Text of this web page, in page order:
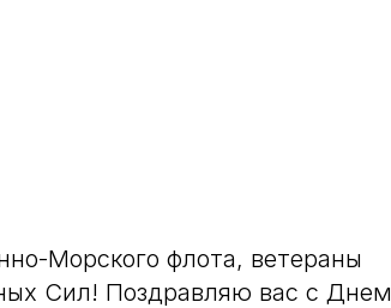
Морского флота, ветераны
Сил! Поздравляю вас с Днем